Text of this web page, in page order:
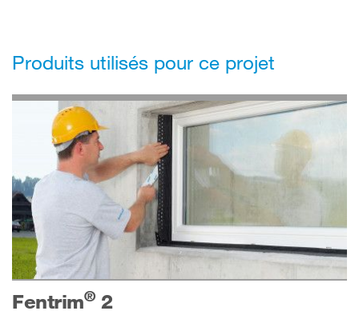
Produits utilisés pour ce projet
Fentrim® 2